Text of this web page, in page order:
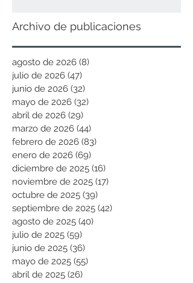
Archivo de publicaciones
agosto de 2026 (8)
julio de 2026 (47)
junio de 2026 (32)
mayo de 2026 (32)
abril de 2026 (29)
marzo de 2026 (44)
febrero de 2026 (83)
enero de 2026 (69)
diciembre de 2025 (16)
noviembre de 2025 (17)
octubre de 2025 (39)
septiembre de 2025 (42)
agosto de 2025 (40)
julio de 2025 (59)
junio de 2025 (36)
mayo de 2025 (55)
abril de 2025 (26)